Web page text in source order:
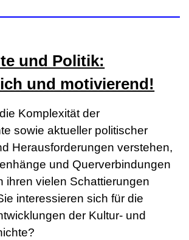
und Politik:
und motivierend!
Komplexität der
sowie aktueller politischer
Herausforderungen verstehen,
und Querverbindungen
ihren vielen Schattierungen
interessieren sich für die
der Kultur- und